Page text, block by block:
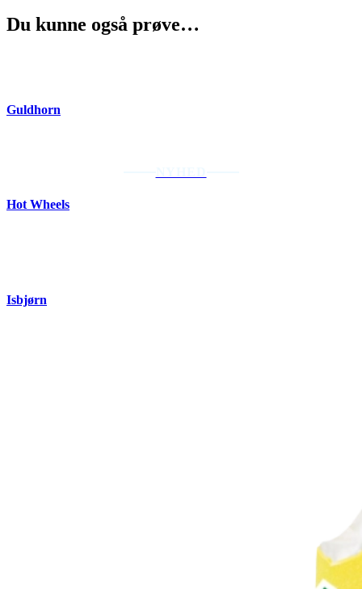
Du kunne også prøve…
Guldhorn
Hot Wheels
Isbjørn